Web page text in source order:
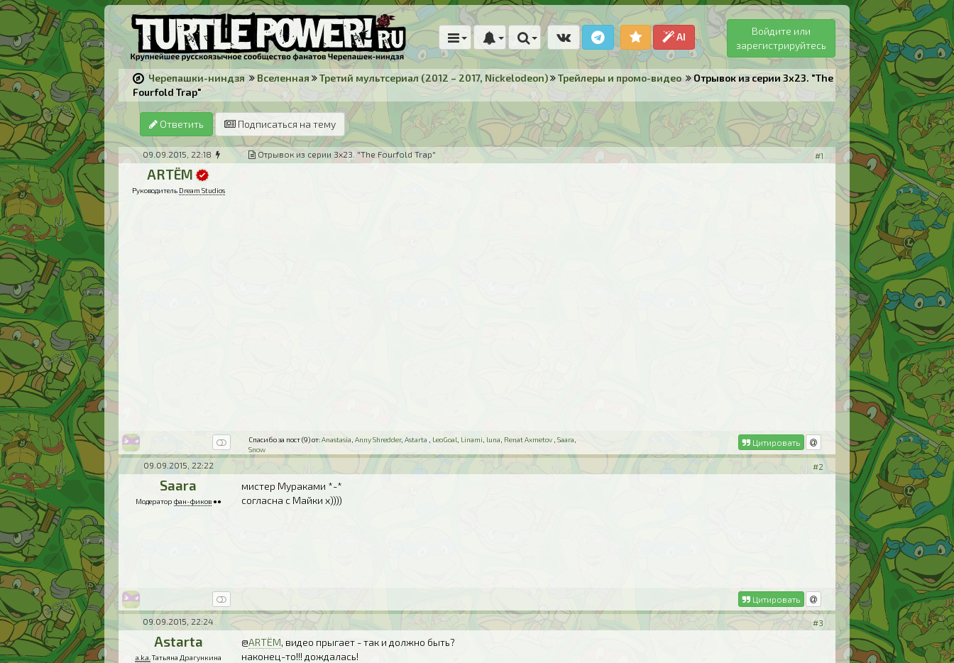
AI
Войдите или
зарегистрируйтесь
Черепашки-ниндзя Вселенная Третий мультсериал (2012 – 2017, Nickelodeon) Трейлеры и промо-видео
Отрывок из серии 3x23. "The
Fourfold Trap"
Ответить Подписаться на тему
09.09.2015, 22:18 Отрывок из серии 3x23. "The Fourfold Trap" #1
ARTЁM
Руководитель Dream Studios
Спасибо за пост (9) от:Anastasia ,Anny Shredder,Astarta LeoGoal Linami luna Renat Axmetov ,Saara
Snow
Цитировать
09.09.2015, 22:22 #2
Saara
Модератор фан-фиков●●
мистер Мураками *-*
согласна с Майки х))))
Цитировать
09.09.2015, 22:24 #3
Astarta
a.k.a. Татьяна Драгункина
@ARTЁM, видео прыгает - так и должно быть?
наконец-то!!! дождалась!